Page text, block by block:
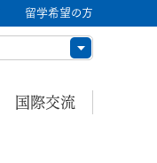
留学希望の方
国際交流